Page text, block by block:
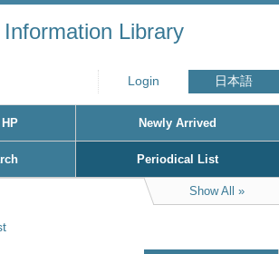
Library
Login 日本語
Newly Arrived
Periodical List
Show All